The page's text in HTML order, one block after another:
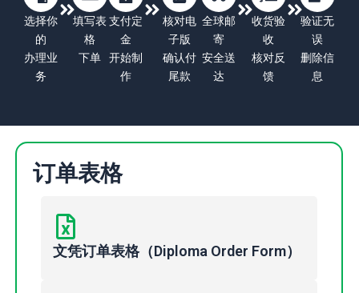
选择你
的
办理业
务
填写表
格
下单
支付定
金
开始制
作
核对电
子版
确认付
尾款
全球邮
寄
安全送
达
收货验
收
核对反
馈
验证无
误
删除信
息
订单表格
文凭订单表格（Diploma Order Form）